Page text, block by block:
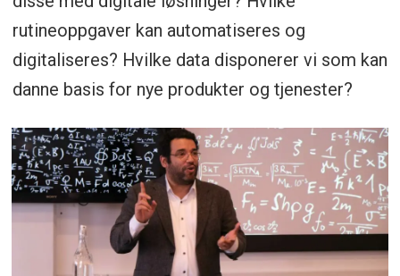
rutineoppgaver kan automatiseres og
digitaliseres? Hvilke data disponerer vi som kan
danne basis for nye produkter og tjenester?